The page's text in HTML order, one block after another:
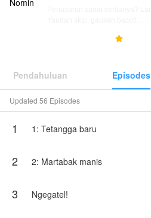
mewakili NovelToon sendiri

Pendahuluan Episodes
Updated 56 Episodes
1 1: Tetangga baru
2 2: Martabak manis
3 Ngegatel!